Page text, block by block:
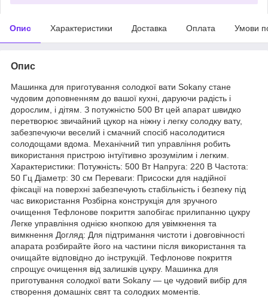
Опис Характеристики Доставка Оплата Умови
Опис
Машинка для приготування солодкої вати Sokany стане
чудовим доповненням до вашої кухні, даруючи радість і
дорослим, і дітям. З потужністю 500 Вт цей апарат швидко
перетворює звичайний цукор на ніжну і легку солодку вату,
забезпечуючи веселий і смачний спосіб насолодитися
солодощами вдома. Механічний тип управління робить
використання пристрою інтуїтивно зрозумілим і легким.
Характеристики: Потужність: 500 Вт Напруга: 220 В Частота:
50 Гц Діаметр: 30 см Переваги: Присоски для надійної
фіксації на поверхні забезпечують стабільність і безпеку під
час використання Розбірна конструкція для зручного
очищення Тефлонове покриття запобігає прилипанню цукру
Легке управління однією кнопкою для увімкнення та
вимкнення Догляд: Для підтримання чистоти і довговічності
апарата розбирайте його на частини після використання та
очищайте відповідно до інструкцій. Тефлонове покриття
спрощує очищення від залишків цукру. Машинка для
приготування солодкої вати Sokany — це чудовий вибір для
створення домашніх свят та солодких моментів.